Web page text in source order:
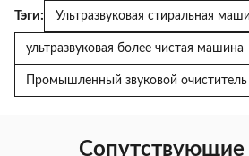
Тэги: Ультразвуковая стиральная
ультразвуковая более чистая машина
Промышленный звуковой очиститель
Сопутствующие